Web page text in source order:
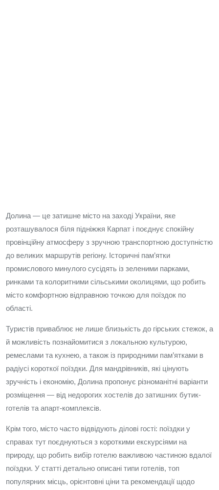
Долина — це затишне місто на заході України, яке
розташувалося біля підніжжя Карпат і поєднує спокійну
провінційну атмосферу з зручною транспортною доступністю
до великих маршрутів регіону. Історичні пам’ятки
промислового минулого сусідять із зеленими парками,
ринками та колоритними сільськими околицями, що робить
місто комфортною відправною точкою для поїздок по
області.
Туристів приваблює не лише близькість до гірських стежок, а
й можливість познайомитися з локальною культурою,
ремеслами та кухнею, а також із природними пам’ятками в
радіусі короткої поїздки. Для мандрівників, які цінують
зручність і економію, Долина пропонує різноманітні варіанти
розміщення — від недорогих хостелів до затишних бутик-
готелів та апарт-комплексів.
Крім того, місто часто відвідують ділові гості: поїздки у
справах тут поєднуються з короткими екскурсіями на
природу, що робить вибір готелю важливою частиною вдалої
поїздки. У статті детально описані типи готелів, топ
популярних місць, орієнтовні ціни та рекомендації щодо